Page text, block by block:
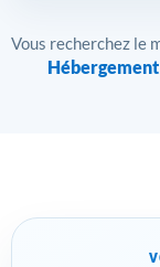
Vous recherchez le